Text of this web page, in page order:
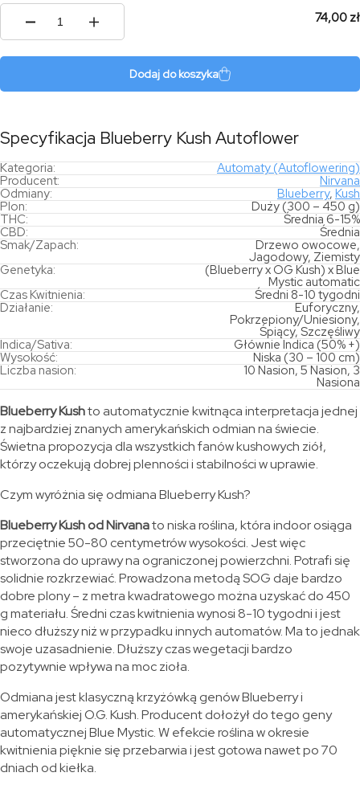
ilość
74,00 zł
Dodaj do koszyka
Specyfikacja Blueberry Kush Autoflower
Kategoria:
Automaty (Autoflowering)
Producent:
Nirvana
Odmiany:
Blueberry, Kush
Plon:
Duży (300 – 450 g)
THC:
Średnia 6-15%
CBD:
Średnia
Smak/Zapach:
Drzewo owocowe,
Jagodowy, Ziemisty
Genetyka:
(Blueberry x OG Kush) x Blue
Mystic automatic
Czas Kwitnienia:
Średni 8-10 tygodni
Działanie:
Euforyczny,
Pokrzepiony/Uniesiony,
Śpiący, Szczęśliwy
Indica/Sativa:
Głównie Indica (50% +)
Wysokość:
Niska (30 – 100 cm)
Liczba nasion:
10 Nasion, 5 Nasion, 3
Nasiona
Blueberry Kushto automatycznie kwitnąca interpretacja jednej
z najbardziej znanych amerykańskich odmian na świecie.
Świetna propozycja dla wszystkich fanów kushowych ziół,
którzy oczekują dobrej plenności i stabilności w uprawie.
Czym wyróżnia się odmiana Blueberry Kush?
Blueberry Kush od Nirvanato niska roślina, która indoor osiąga
przeciętnie 50-80 centymetrów wysokości. Jest więc
stworzona do uprawy na ograniczonej powierzchni. Potrafi się
solidnie rozkrzewiać. Prowadzona metodą SOG daje bardzo
dobre plony – z metra kwadratowego można uzyskać do 450
g materiału. Średni czas kwitnienia wynosi 8-10 tygodni i jest
nieco dłuższy niż w przypadku innych automatów. Ma to jednak
swoje uzasadnienie. Dłuższy czas wegetacji bardzo
pozytywnie wpływa na moc zioła.
Odmiana jest klasyczną krzyżówką genów Blueberry i
amerykańskiej O.G. Kush. Producent dołożył do tego geny
automatycznej Blue Mystic. W efekcie roślina w okresie
kwitnienia pięknie się przebarwia i jest gotowa nawet po 70
dniach od kiełka.